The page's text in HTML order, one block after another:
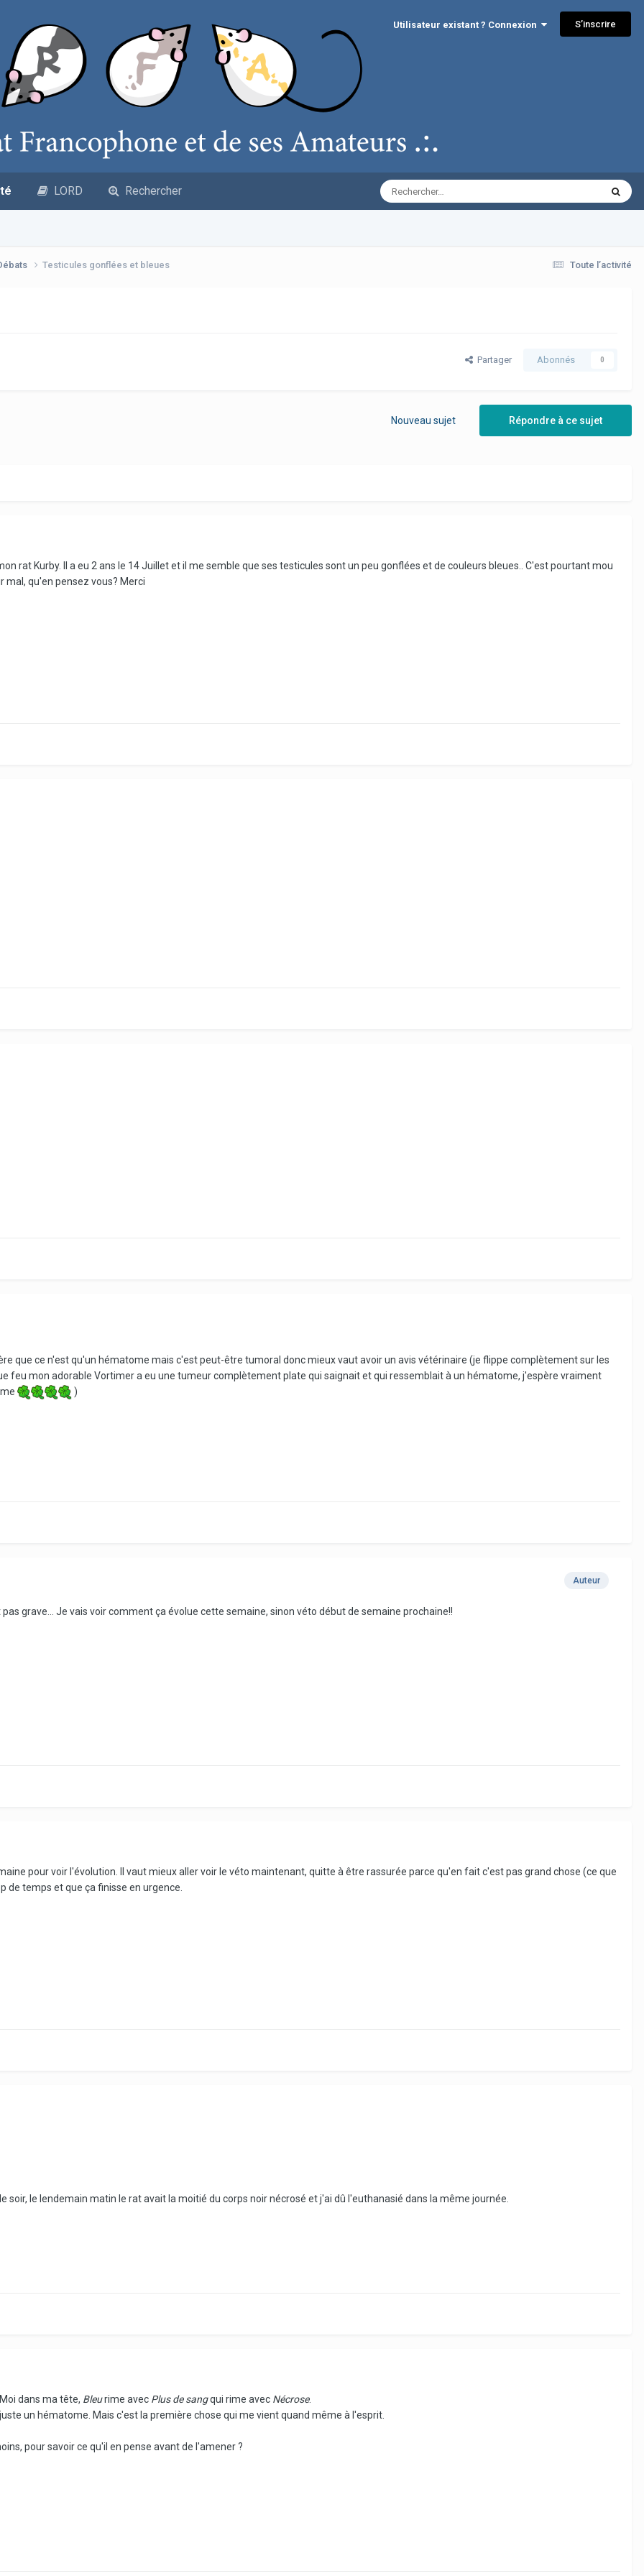
Utilisateur existant ? Connexion S’inscrire
LORD Rechercher
Toute l’activité
Testicules gonflées et bleues
Partager Abonnés 0
Répondre à ce sujet
Nouveau sujet
rat Kurby. Il a eu 2 ans le 14 Juillet et il me semble que ses testicules sont un peu gonflées et de couleurs bleues.. C'est pourtant mou
mal, qu'en pensez vous? Merci
que ce n'est qu'un hématome mais c'est peut-être tumoral donc mieux vaut avoir un avis vétérinaire (je flippe complètement sur les
feu mon adorable Vortimer a eu une tumeur complètement plate qui saignait et qui ressemblait à un hématome, j'espère vraiment
)
Auteur
grave... Je vais voir comment ça évolue cette semaine, sinon véto début de semaine prochaine!!
pour voir l'évolution. Il vaut mieux aller voir le véto maintenant, quitte à être rassurée parce qu'en fait c'est pas grand chose (ce que
de temps et que ça finisse en urgence.
soir, le lendemain matin le rat avait la moitié du corps noir nécrosé et j'ai dû l'euthanasié dans la même journée.
dans ma tête, Bleurime avec Plus de sangqui rime avec Nécrose.
un hématome. Mais c'est la première chose qui me vient quand même à l'esprit.
pour savoir ce qu'il en pense avant de l'amener ?